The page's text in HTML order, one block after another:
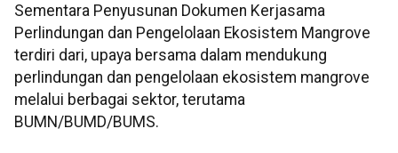
Sementara Penyusunan Dokumen Kerjasama
Perlindungan dan Pengelolaan Ekosistem Mangrove
terdiri dari, upaya bersama dalam mendukung
perlindungan dan pengelolaan ekosistem mangrove
melalui berbagai sektor, terutama
BUMN/BUMD/BUMS.